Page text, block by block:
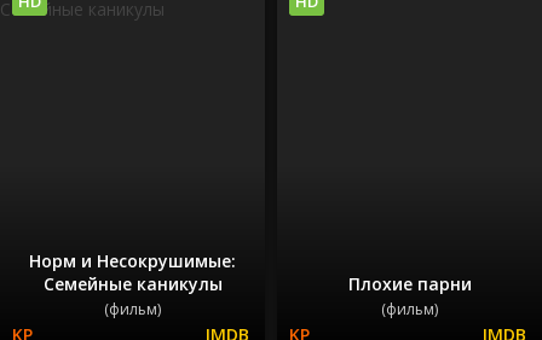
Норм и Несокрушимые:
Семейные каникулы
(фильм)
Плохие парни
(фильм)